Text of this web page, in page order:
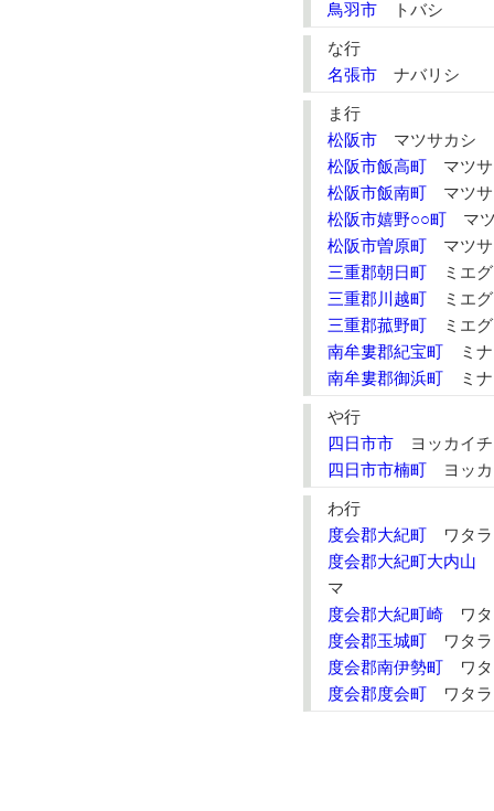
鳥羽市トバシ
な行
名張市ナバリシ
ま行
松阪市マツサカシ
松阪市飯高町マツサ
松阪市飯南町マツサ
松阪市嬉野○○町マツ
松阪市曽原町マツサ
三重郡朝日町ミエグ
三重郡川越町ミエグ
三重郡菰野町ミエグ
南牟婁郡紀宝町ミナ
南牟婁郡御浜町ミナ
や行
四日市市ヨッカイチ
四日市市楠町ヨッカ
わ行
度会郡大紀町ワタラ
度会郡大紀町大内山
マ
度会郡大紀町崎ワタ
度会郡玉城町ワタラ
度会郡南伊勢町ワタ
度会郡度会町ワタラ